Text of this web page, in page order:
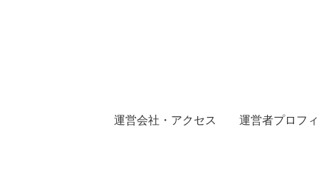
運営会社・アクセス 運営者プロフ